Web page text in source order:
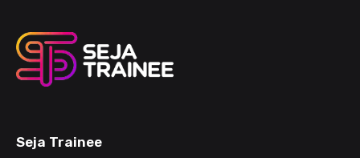
Seja Trainee